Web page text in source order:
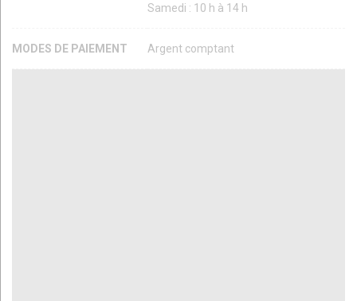
Samedi : 10 h à 14 h
MODES DE PAIEMENT Argent comptant